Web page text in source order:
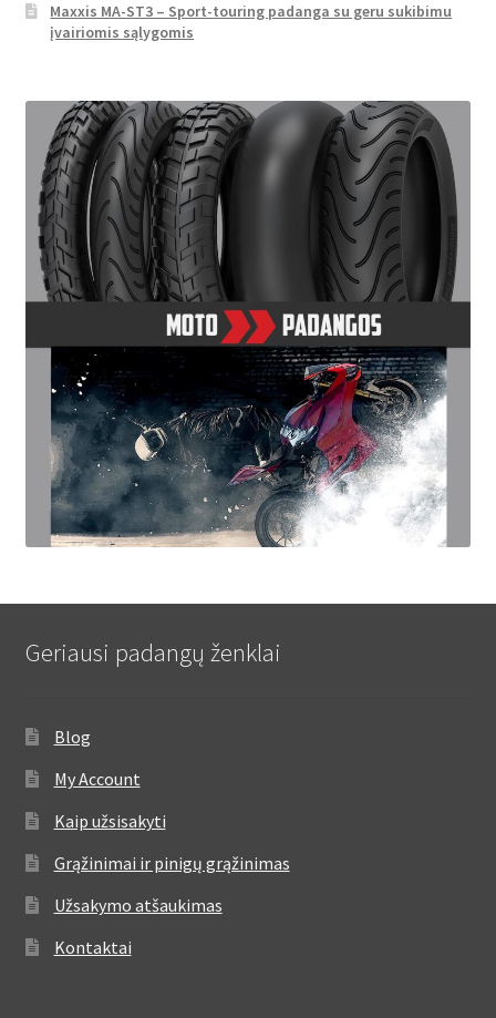
Maxxis MA-ST3 – Sport-touring padanga su geru sukibimu
įvairiomis sąlygomis
Geriausi padangų ženklai
Blog
My Account
Kaip užsisakyti
Grąžinimai ir pinigų grąžinimas
Užsakymo atšaukimas
Kontaktai